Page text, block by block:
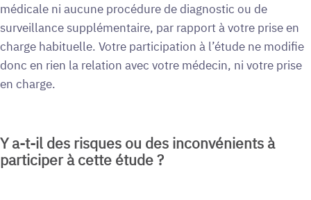
médicale ni aucune procédure de diagnostic ou de
surveillance supplémentaire, par rapport à votre prise en
charge habituelle. Votre participation à l’étude ne modifie
donc en rien la relation avec votre médecin, ni votre prise
en charge.
Y a-t-il des risques ou des inconvénients à
participer à cette étude ?